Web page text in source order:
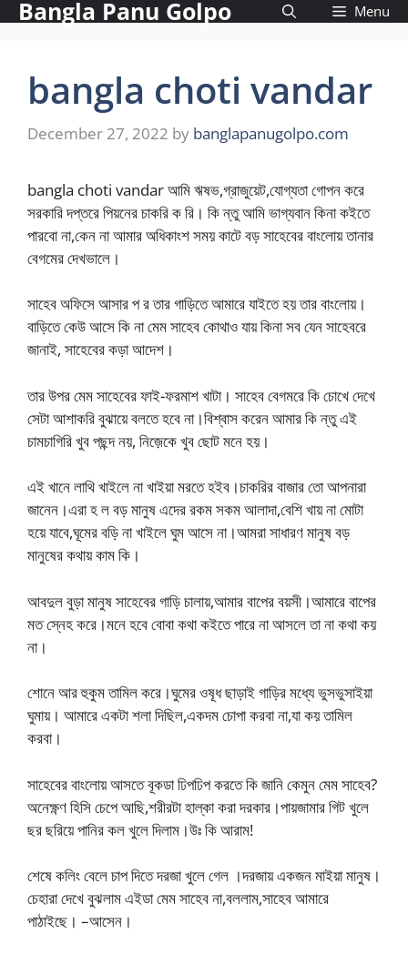
SkipBangla Panu Golpo Menu
bangla choti vandar
December 27, 2022 by banglapanugolpo.com
bangla choti vandar আমি ঋষভ,গ্রাজুয়েট,যোগ্যতা গোপন করে
সরকারি দপ্তরে পিয়নের চাকরি ক রি। কি ন্তু আমি ভাগ্যবান কিনা কইতে
পারবো না,কেন না আমার অধিকাংশ সময় কাটে বড় সাহেবের বাংলোয় তানার
বেগমের দেখভালে।
সাহেব অফিসে আসার প র তার গাড়িতে আমারে যাইতে হয় তার বাংলোয়।
বাড়িতে কেউ আসে কি না মেম সাহেব কোথাও যায় কিনা সব যেন সাহেবরে
জানাই, সাহেবের কড়া আদেশ।
তার উপর মেম সাহেবের ফাই-ফরমাশ খাটা। সাহেব বেগমরে কি চোখে দেখে
সেটা আশাকরি বুঝায়ে বলতে হবে না।বিশ্বাস করেন আমার কি ন্তু এই
চামচাগিরি খুব পছন্দ নয়, নিজ়েকে খুব ছোট মনে হয়।
এই খানে লাথি খাইলে না খাইয়া মরতে হইব।চাকরির বাজার তো আপনারা
জানেন।এরা হ ল বড় মানুষ এদের রকম সকম আলাদা,বেশি খায় না মোটা
হয়ে যাবে,ঘূমের বড়ি না খাইলে ঘুম আসে না।আমরা সাধারণ মানুষ বড়
মানুষের কথায় কাম কি।
আবদুল বুড়া মানুষ সাহেবের গাড়ি চালায়,আমার বাপের বয়সী।আমারে বাপের
মত স্নেহ করে।মনে হবে বোবা কথা কইতে পারে না আসলে তা না কথা কয়
না।
শোনে আর হুকুম তামিল করে।ঘুমের ওষূধ ছাড়াই গাড়ির মধ্যে ভুসভুসাইয়া
ঘুমায়। আমারে একটা শলা দিছিল,একদম চোপা করবা না,যা কয় তামিল
করবা।
সাহেবের বাংলোয় আসতে বূকডা ঢিপঢিপ করতে কি জানি কেমুন মেম সাহেব?
অনেক্ষ্ণণ হিসি চেপে আছি,শরীরটা হাল্কা করা দরকার।পায়জামার গিট খুলে
ছর ছরিয়ে পানির কল খুলে দিলাম।উঃ কি আরাম!
শেষে কলিং বেলে চাপ দিতে দরজা খুলে গেল ।দরজায় একজন মাইয়া মানুষ।
চেহারা দেখে বুঝলাম এইডা মেম সাহেব না,বললাম,সাহেব আমারে
পাঠাইছে। –আসেন।